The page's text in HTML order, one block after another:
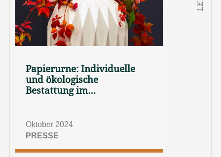
Papierurne: Individuelle
und ökologische
Bestattung im
Oktober 2024
PRESSE